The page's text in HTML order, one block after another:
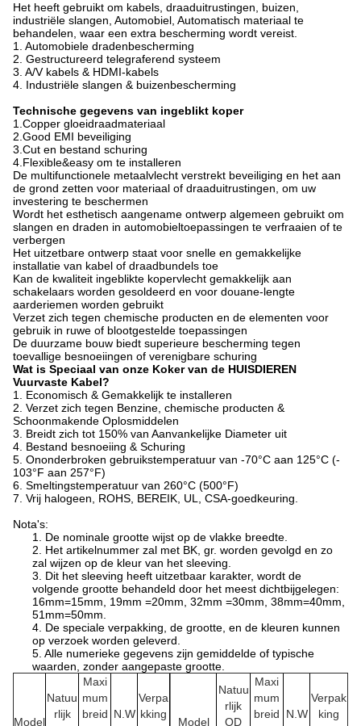
Het heeft gebruikt om kabels, draaduitrustingen, buizen,
industriële slangen, Automobiel, Automatisch materiaal te
behandelen, waar een extra bescherming wordt vereist.
1. Automobiele dradenbescherming
2. Gestructureerd telegraferend systeem
3. A/V kabels & HDMI-kabels
4. Industriële slangen & buizenbescherming
Technische gegevens van ingeblikt koper
1.Copper gloeidraadmateriaal
2.Good EMI beveiliging
3.Cut en bestand schuring
4.Flexible&easy om te installeren
De multifunctionele metaalvlecht verstrekt beveiliging en het aan
de grond zetten voor materiaal of draaduitrustingen, om uw
investering te beschermen
Wordt het esthetisch aangename ontwerp algemeen gebruikt om
slangen en draden in automobieltoepassingen te verfraaien of te
verbergen
Het uitzetbare ontwerp staat voor snelle en gemakkelijke
installatie van kabel of draadbundels toe
Kan de kwaliteit ingeblikte kopervlecht gemakkelijk aan
schakelaars worden gesoldeerd en voor douane-lengte
aarderiemen worden gebruikt
Verzet zich tegen chemische producten en de elementen voor
gebruik in ruwe of blootgestelde toepassingen
De duurzame bouw biedt superieure bescherming tegen
toevallige besnoeiingen of verenigbare schuring
Wat is Speciaal van onze Koker van de HUISDIEREN
Vuurvaste Kabel?
1. Economisch & Gemakkelijk te installeren
2. Verzet zich tegen Benzine, chemische producten &
Schoonmakende Oplosmiddelen
3. Breidt zich tot 150% van Aanvankelijke Diameter uit
4. Bestand besnoeiing & Schuring
5. Ononderbroken gebruikstemperatuur van -70°C aan 125°C (-
103°F aan 257°F)
6. Smeltingstemperatuur van 260°C (500°F)
7. Vrij halogeen, ROHS, BEREIK, UL, CSA-goedkeuring.
Nota's:
1. De nominale grootte wijst op de vlakke breedte.
2. Het artikelnummer zal met BK, gr. worden gevolgd en zo
zal wijzen op de kleur van het sleeving.
3. Dit het sleeving heeft uitzetbaar karakter, wordt de
volgende grootte behandeld door het meest dichtbijgelegen:
16mm=15mm, 19mm =20mm, 32mm =30mm, 38mm=40mm,
51mm=50mm.
4. De speciale verpakking, de grootte, en de kleuren kunnen
op verzoek worden geleverd.
5. Alle numerieke gegevens zijn gemiddelde of typische
waarden, zonder aangepaste grootte.
Model
Natuu
rlijk
Maxi
mum
breid N.W
Verpa
kking
Model
Natuu
rlijk
OD
Maxi
mum
breid
N.W
Verpak
king